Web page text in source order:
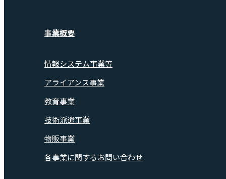
事業概要
情報システム事業等
アライアンス事業
教育事業
技術派遣事業
物販事業
各事業に関するお問い合わせ